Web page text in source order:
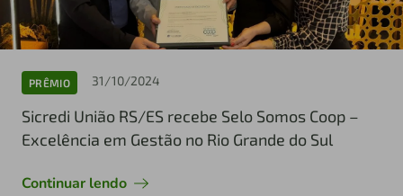
PRÊMIO 31/10/2024
Sicredi União RS/ES recebe Selo Somos Coop –
Excelência em Gestão no Rio Grande do Sul
Continuar lendo